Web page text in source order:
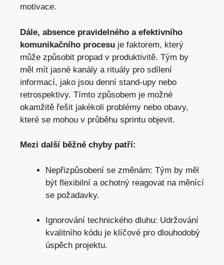
motivace.
Dále, absence pravidelného a efektivního
komunikačního procesu je faktorem, který
může způsobit propad v produktivitě. Tým by
měl mít jasné kanály a rituály pro sdílení
informací, jako jsou denní stand-upy nebo
retrospektivy. Tímto způsobem je možné
okamžitě řešit jakékoli problémy nebo obavy,
které se mohou v průběhu sprintu objevit.
Mezi další běžné chyby patří:
Nepřizpůsobení se změnám: Tým by měl
být flexibilní a ochotný reagovat na měnící
se požadavky.
Ignorování technického dluhu: Udržování
kvalitního kódu je klíčové pro dlouhodobý
úspěch projektu.